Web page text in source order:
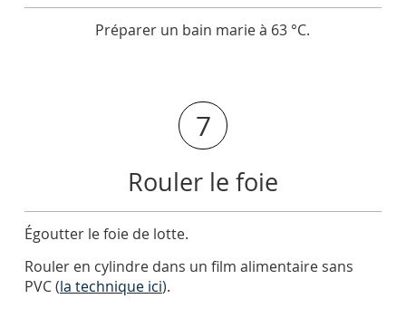
Préparer un bain marie à 63 °C.
7
Rouler le foie
Égoutter le foie de lotte.
Rouler en cylindre dans un film alimentaire sans
PVC (la technique ici).